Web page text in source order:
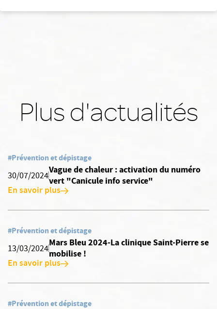
Plus d'actualités
#Prévention et dépistage
30/07/2024
Vague de chaleur : activation du numéro
vert "Canicule info service"
En savoir plus
#Prévention et dépistage
13/03/2024
Mars Bleu 2024-La clinique Saint-Pierre se
mobilise !
En savoir plus
#Prévention et dépistage